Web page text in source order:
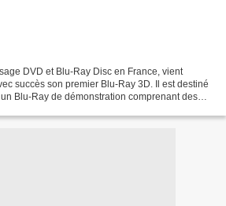
DVD et Blu-Ray Disc en France, vient
succès son premier Blu-Ray 3D. Il est destiné
Blu-Ray de démonstration comprenant des